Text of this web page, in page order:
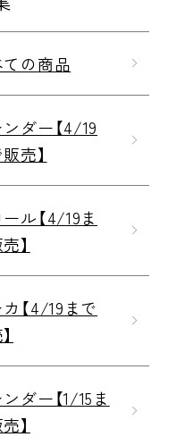
の商品
ダー【4/19
売】
ル【4/19ま
】
カ【4/19まで
ダー【1/15ま
】